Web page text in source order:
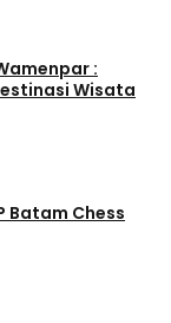
:
Wisata
Batam Chess